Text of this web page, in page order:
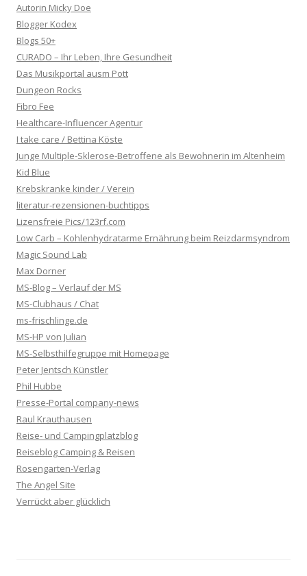
Autorin Micky Doe
Blogger Kodex
Blogs 50+
CURADO – Ihr Leben, Ihre Gesundheit
Das Musikportal ausm Pott
Dungeon Rocks
Fibro Fee
Healthcare-Influencer Agentur
I take care / Bettina Köste
Junge Multiple-Sklerose-Betroffene als Bewohnerin im Altenheim
Kid Blue
Krebskranke kinder / Verein
literatur-rezensionen-buchtipps
Lizensfreie Pics/123rf.com
Low Carb – Kohlenhydratarme Ernährung beim Reizdarmsyndrom
Magic Sound Lab
Max Dorner
MS-Blog – Verlauf der MS
MS-Clubhaus / Chat
ms-frischlinge.de
MS-HP von Julian
MS-Selbsthilfegruppe mit Homepage
Peter Jentsch Künstler
Phil Hubbe
Presse-Portal company-news
Raul Krauthausen
Reise- und Campingplatzblog
Reiseblog Camping & Reisen
Rosengarten-Verlag
The Angel Site
Verrückt aber glücklich